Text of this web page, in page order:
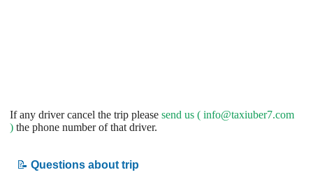
If any driver cancel the trip please send us ( info@taxiuber7.com
) the phone number of that driver.
📝 Questions about trip